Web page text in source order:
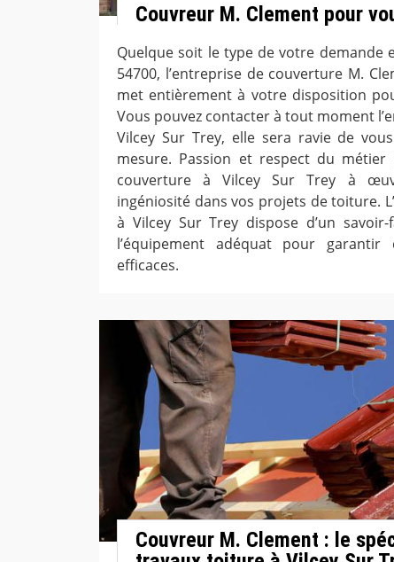
Couvreur M. Clement pour
Quelque soit le type de votre demande
54700, l’entreprise de couverture M.
met entièrement à votre disposition
Vous pouvez contacter à tout moment
Vilcey Sur Trey, elle sera ravie de
mesure. Passion et respect du métier
couverture à Vilcey Sur Trey à
ingéniosité dans vos projets de toiture.
à Vilcey Sur Trey dispose d’un
l’équipement adéquat pour
efficaces.
Couvreur M. Clement : le